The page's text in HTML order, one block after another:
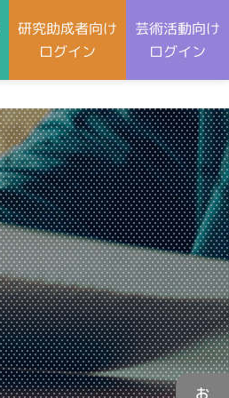
研究助成者向け
ログイン
芸術活動向け
ログイン